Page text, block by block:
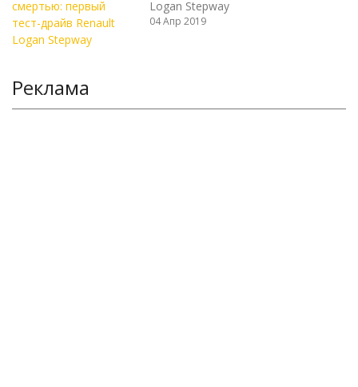
Logan Stepway
04 Апр 2019
Реклама